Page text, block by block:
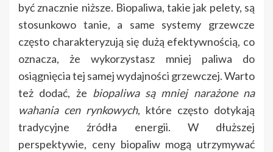
być znacznie niższe. Biopaliwa, takie jak pelety, są
stosunkowo tanie, a same systemy grzewcze
często charakteryzują się dużą efektywnością, co
oznacza, że wykorzystasz mniej paliwa do
osiągnięcia tej samej wydajności grzewczej. Warto
też dodać, że biopaliwa są mniej narażone na
wahania cen rynkowych, które często dotykają
tradycyjne źródła energii. W dłuższej
perspektywie, ceny biopaliw mogą utrzymywać